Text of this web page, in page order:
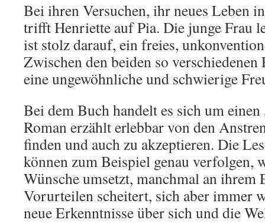
Bei ihren Versuchen, ihr neues Leben
trifft Henriette auf Pia. Die junge Frau
ist stolz darauf, ein freies,
Zwischen den beiden so
eine ungewöhnliche und schwierige
Bei dem Buch handelt es sich um
Roman erzählt erlebbar von den
finden und auch zu akzeptieren. Die
können zum Beispiel genau verfolgen,
Wünsche umsetzt, manchmal an ihrem
Vorurteilen scheitert, sich aber immer
neue Erkenntnisse über sich und die